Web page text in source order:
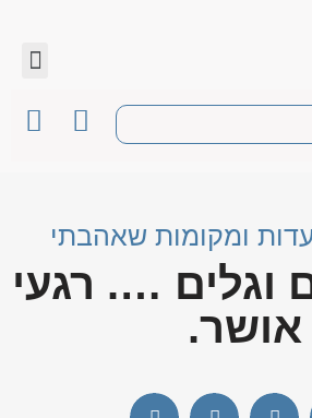
ומקומות שאהבתי
וגלים …. רגעי
אושר.